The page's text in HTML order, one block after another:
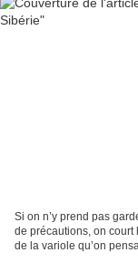
Si on n’y prend pas
de précautions, on
de la variole qu’on